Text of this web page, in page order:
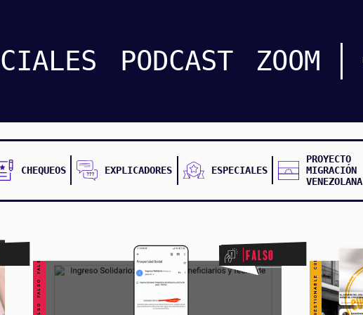
PODCAST ZOOM
CHEQUEOS EXPLICADORES ESPECIALES
PROYECTO
MIGRACIÓN
VENEZOLANA
Falso CUESTIONABLE CUESTIONABLE CUESTIONABLE CUESTIONABLE CUESTIONABLE CUESTIONABLE CUESTIONABLE